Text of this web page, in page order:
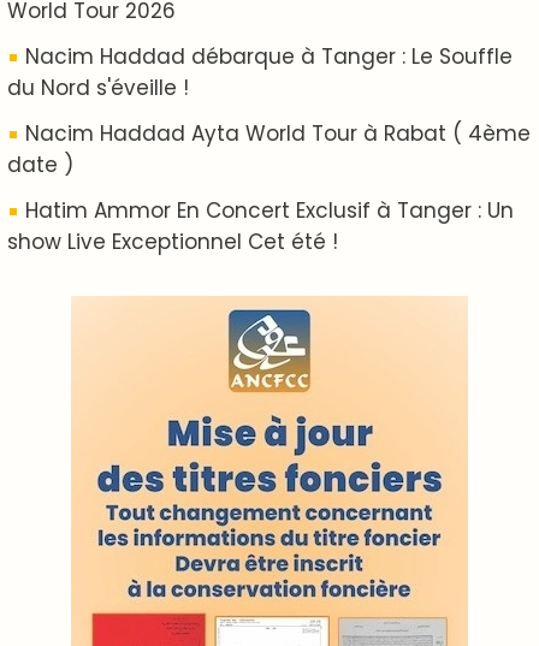
ABOUT US
A propos de L'ODJ
VOS CONTRIBUTIONS
Proposer votre article
LODJ VIDÉO
L'ODJ LIVE TV
LODJ AUDIO